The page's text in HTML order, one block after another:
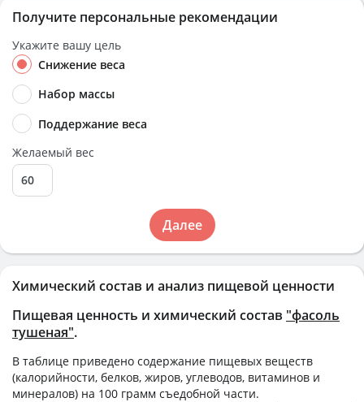
Химический состав и анализ пищевой ценности
Пищевая ценность и химический состав "фасоль
тушеная".
В таблице приведено содержание пищевых веществ
(калорийности, белков, жиров, углеводов, витаминов и
минералов) на 100 грамм съедобной части.
Получите персональные рекомендации
Укажите вашу цель
Снижение веса
Набор массы
Поддержание веса
Желаемый вес
Далее